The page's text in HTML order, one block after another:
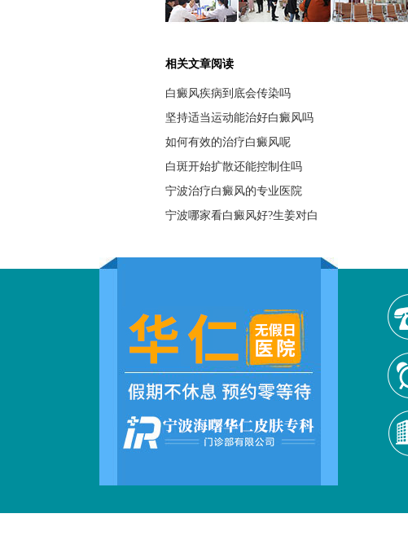
相关文章阅读
白癜风疾病到底会传染吗
坚持适当运动能治好白癜风吗
如何有效的治疗白癜风呢
白斑开始扩散还能控制住吗
宁波治疗白癜风的专业医院
宁波哪家看白癜风好?生姜对白